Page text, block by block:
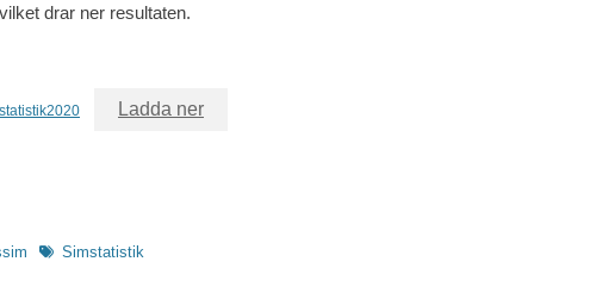
drar ner resultaten.
Ladda ner
Etiketter
Simstatistik